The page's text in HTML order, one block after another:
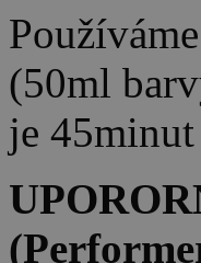
(50ml
je